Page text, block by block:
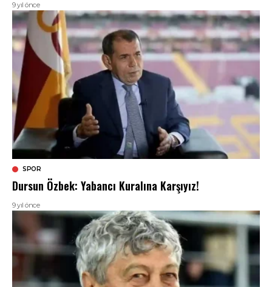
9 yıl önce
SPOR
Dursun Özbek: Yabancı Kuralına Karşıyız!
9 yıl önce